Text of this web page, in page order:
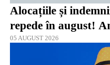
Alocațiile și
repede în august!
05 AUGUST 2026